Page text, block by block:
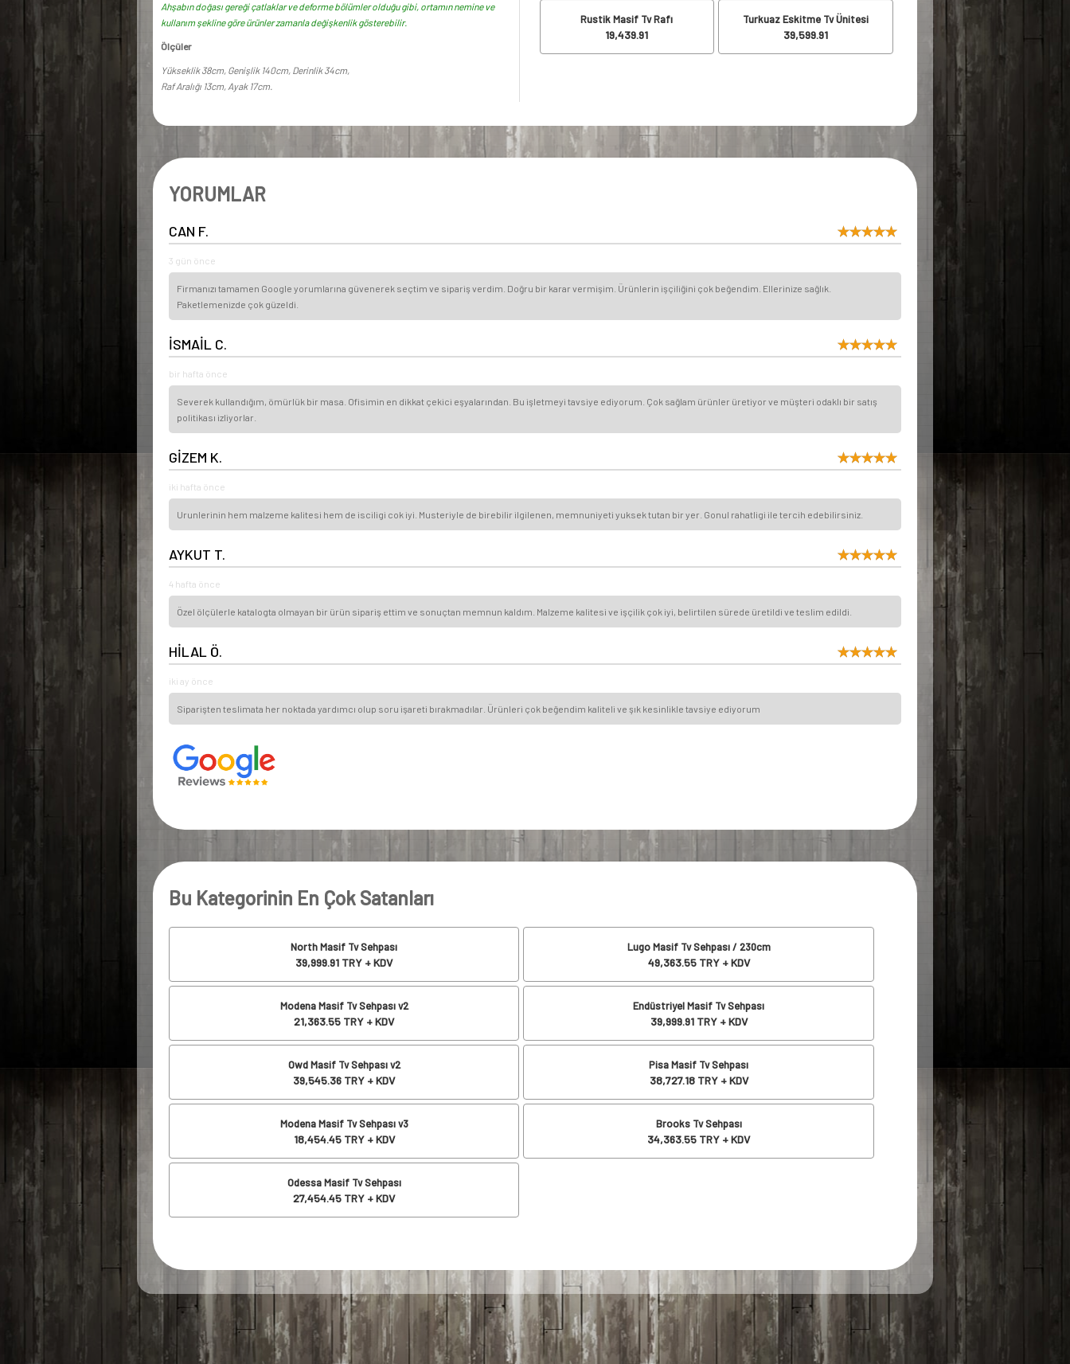
Ahşabın doğası gereği çatlaklar ve deforme bölümler olduğu gibi, ortamın nemine ve
kullanım şekline göre ürünler zamanla değişkenlik gösterebilir.
Ölçüler
Yükseklik 38cm, Genişlik 140cm, Derinlik 34cm,
Raf Aralığı 13cm, Ayak 17cm.
Rustik Masif Tv Rafı
19,439.91
Turkuaz Eskitme Tv Ünitesi
39,599.91
YORUMLAR
CAN F.
3 gün önce
Firmanızı tamamen Google yorumlarına güvenerek seçtim ve sipariş verdim. Doğru bir karar vermişim. Ürünlerin işçiliğini çok beğendim. Ellerinize sağlık.
Paketlemenizde çok güzeldi.
İSMAİL C.
bir hafta önce
Severek kullandığım, ömürlük bir masa. Ofisimin en dikkat çekici eşyalarından. Bu işletmeyi tavsiye ediyorum. Çok sağlam ürünler üretiyor ve müşteri odaklı bir satış
politikası izliyorlar.
GİZEM K.
iki hafta önce
Urunlerinin hem malzeme kalitesi hem de isciligi cok iyi. Musteriyle de birebilir ilgilenen, memnuniyeti yuksek tutan bir yer. Gonul rahatligi ile tercih edebilirsiniz.
AYKUT T.
4 hafta önce
Özel ölçülerle katalogta olmayan bir ürün sipariş ettim ve sonuçtan memnun kaldım. Malzeme kalitesi ve işçilik çok iyi, belirtilen sürede üretildi ve teslim edildi.
HİLAL Ö.
iki ay önce
Siparişten teslimata her noktada yardımcı olup soru işareti bırakmadılar. Ürünleri çok beğendim kaliteli ve şık kesinlikle tavsiye ediyorum
Bu Kategorinin En Çok Satanları
North Masif Tv Sehpası
39,999.91 TRY + KDV
Lugo Masif Tv Sehpası / 230cm
49,363.55TRY + KDV
Modena Masif Tv Sehpası v2
21,363.55 TRY + KDV
Endüstriyel Masif Tv Sehpası
39,999.91TRY + KDV
Owd Masif Tv Sehpası v2
39,545.36 TRY + KDV
Pisa Masif Tv Sehpası
38,727.18TRY + KDV
Modena Masif Tv Sehpası v3
18,454.45TRY + KDV
Brooks Tv Sehpası
34,363.55 TRY + KDV
Odessa Masif Tv Sehpası
27,454.45 TRY + KDV